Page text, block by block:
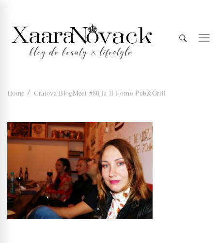
Xaara
Novack
Home Craiova BlogMeet #80 la Il Forno Pub&Grill